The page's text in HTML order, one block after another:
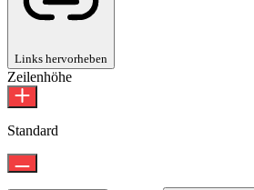
Links hervorheben
Zeilenhöhe
Standard